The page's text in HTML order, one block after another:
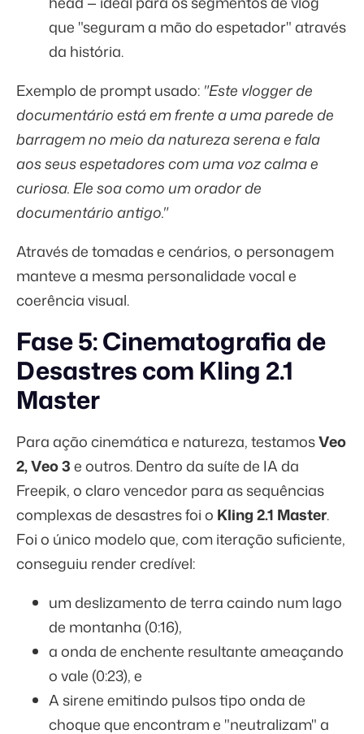
que "seguram a mão do espetador" através
da história.
Exemplo de prompt usado: "Este vlogger de
documentário está em frente a uma parede de
barragem no meio da natureza serena e fala
aos seus espetadores com uma voz calma e
curiosa. Ele soa como um orador de
documentário antigo."
Através de tomadas e cenários, o personagem
manteve a mesma personalidade vocal e
coerência visual.
Fase 5: Cinematografia de
Desastres com Kling 2.1
Master
Para ação cinemática e natureza, testamosVeo
2, Veo 3e outros. Dentro da suíte de IA da
Freepik, o claro vencedor para as sequências
complexas de desastres foi o Kling 2.1 Master.
Foi o único modelo que, com iteração suficiente,
conseguiu render credível:
um deslizamento de terra caindo num lago
de montanha (0:16),
a onda de enchente resultante ameaçando
o vale (0:23), e
A sirene emitindo pulsos tipo onda de
choque que encontram e "neutralizam" a